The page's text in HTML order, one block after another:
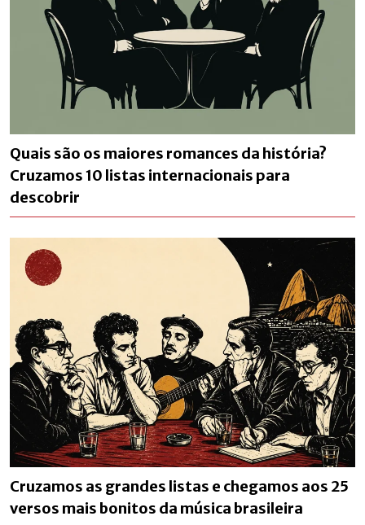
Quais são os maiores romances da história?
Cruzamos 10 listas internacionais para
descobrir
Cruzamos as grandes listas e chegamos aos 25
versos mais bonitos da música brasileira